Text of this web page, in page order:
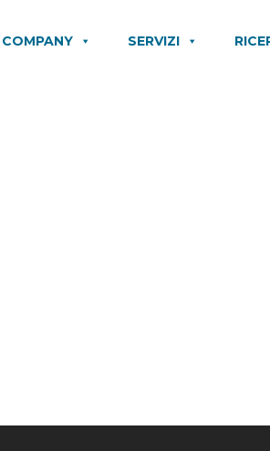
COMPANY SERVIZI